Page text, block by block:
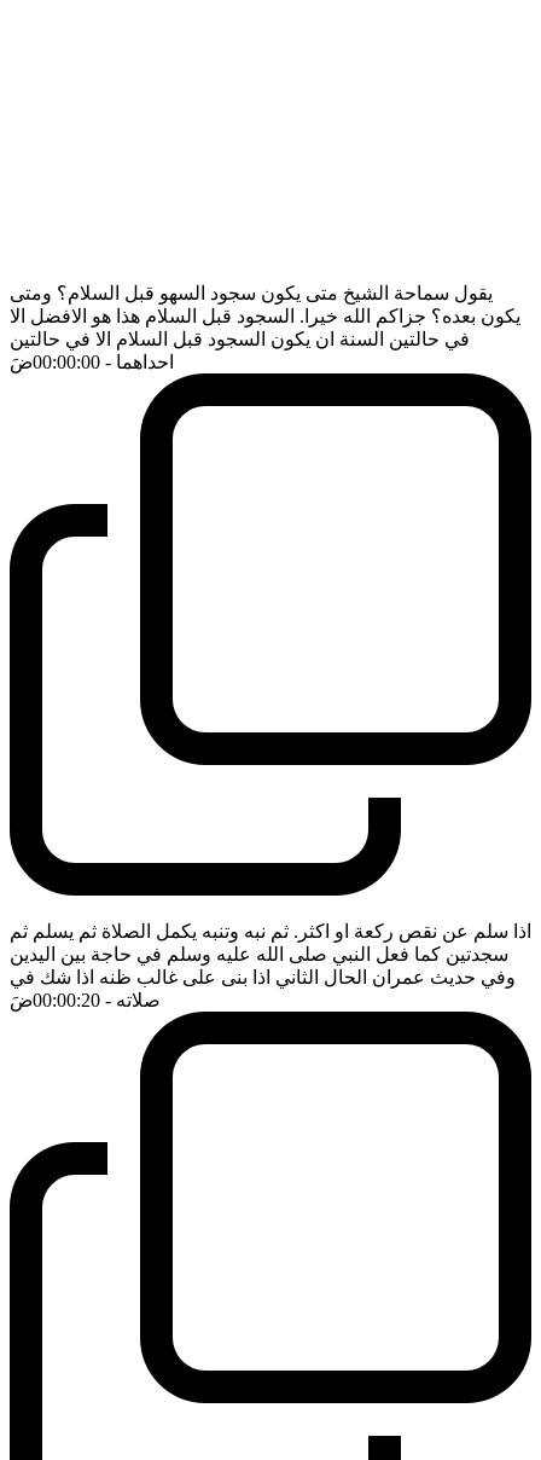
يقول سماحة الشيخ متى يكون سجود السهو قبل السلام؟ ومتى
يكون بعده؟ جزاكم الله خيرا. السجود قبل السلام هذا هو الافضل الا
في حالتين السنة ان يكون السجود قبل السلام الا في حالتين
احداهما - 00:00:00 ضَ
اذا سلم عن نقص ركعة او اكثر. ثم نبه وتنبه يكمل الصلاة ثم يسلم ثم
سجدتين كما فعل النبي صلى الله عليه وسلم في حاجة بين اليدين
وفي حديث عمران الحال الثاني اذا بنى على غالب ظنه اذا شك في
صلاته - 00:00:20 ضَ